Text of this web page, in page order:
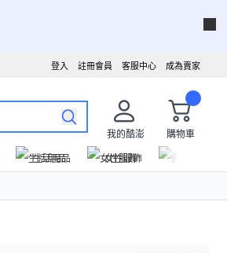
成為賣家
客服中心
註冊會員
登入
我的酷澎
購物車
生活用品 女性服飾